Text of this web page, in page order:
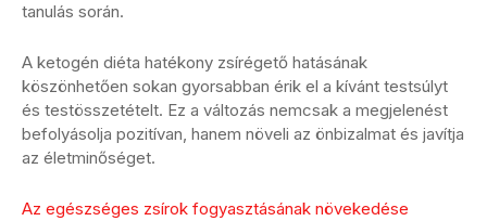
tanulás során.
A ketogén diéta hatékony zsírégető hatásának
köszönhetően sokan gyorsabban érik el a kívánt testsúlyt
és testösszetételt. Ez a változás nemcsak a megjelenést
befolyásolja pozitívan, hanem növeli az önbizalmat és javítja
az életminőséget.
Az egészséges zsírok fogyasztásának növekedése